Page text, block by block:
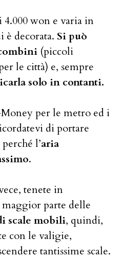
4.000 won e varia in
è decorata. Si può
(piccoli
le città) e, sempre
solo in contanti.
per le metro ed i
di portare
l’aria
.
tenete in
maggior parte delle
scale mobili, quindi,
con le valigie,
tantissime scale.